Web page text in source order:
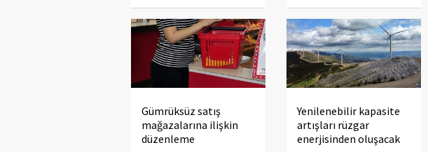
Gümrüksüz satış
mağazalarına ilişkin
düzenleme
Yenilenebilir kapasite
artışları rüzgar
enerjisinden oluşacak